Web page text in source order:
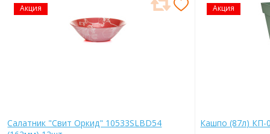
Акция
Салатник "Свит Оркид" 10533SLBD54
Акция
Кашпо (87л) КП-